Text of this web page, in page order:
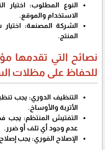
النوع المطلوب:
الاستخدام والموقع.
الشركة المصنعة:
المنتج.
نصائح التي تقدمها
للحفاظ على مظلات
التنظيف الدوري: يجب
الأتربة والأوساخ.
التفتيش المنتظم: يجب
عدم وجود أي تلف أو ضرر.
الإصلاح الفوري: يجب